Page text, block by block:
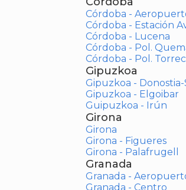
Córdoba -
Córdoba - Estación
Córdoba - Lucena
Córdoba - Pol.
Córdoba - Pol.
Gipuzkoa
Gipuzkoa - Donostia-
Gipuzkoa - Elgoibar
Guipuzkoa - Irún
Girona
Girona
Girona - Figueres
Girona - Palafrugell
Granada
Granada -
Granada - Centro